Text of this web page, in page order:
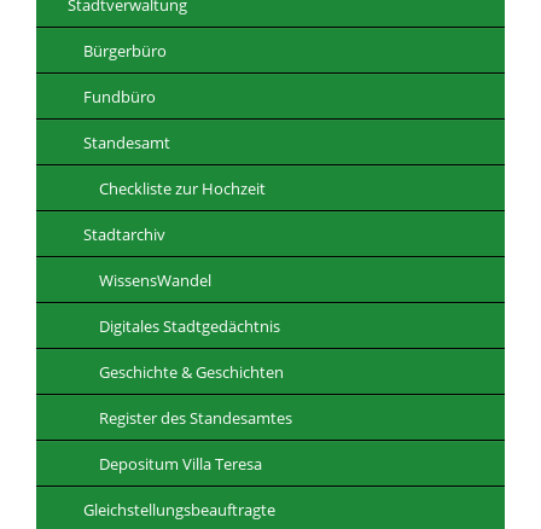
Stadtverwaltung
Bürgerbüro
Fundbüro
Standesamt
Checkliste zur Hochzeit
Stadtarchiv
WissensWandel
Digitales Stadtgedächtnis
Geschichte & Geschichten
Register des Standesamtes
Depositum Villa Teresa
Gleichstellungsbeauftragte